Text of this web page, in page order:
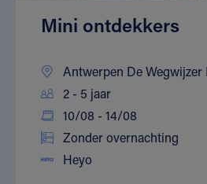
Mini ontdekkers
Antwerpen De Wegwijzer
2 - 5 jaar
10/08 - 14/08
Zonder overnachting
Heyo